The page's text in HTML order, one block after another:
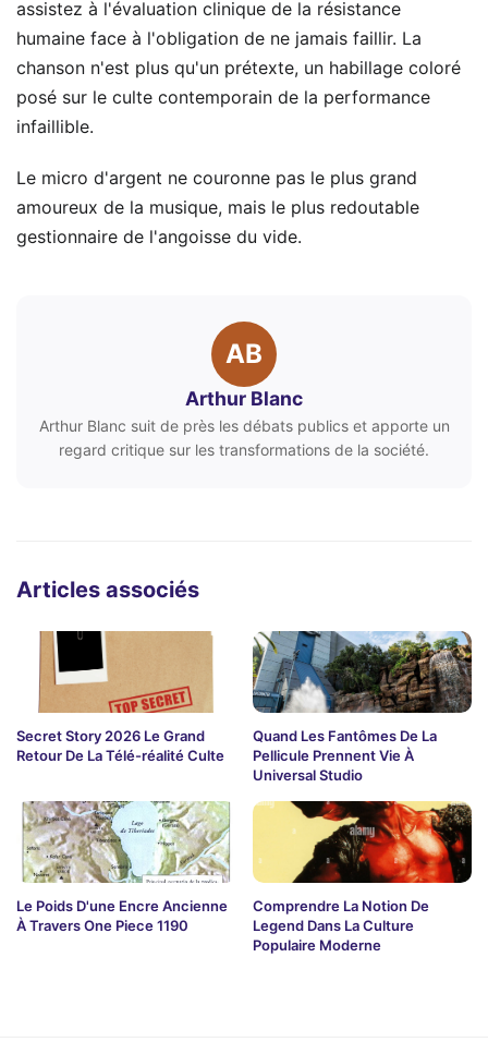
assistez à l'évaluation clinique de la résistance
humaine face à l'obligation de ne jamais faillir. La
chanson n'est plus qu'un prétexte, un habillage coloré
posé sur le culte contemporain de la performance
infaillible.
Le micro d'argent ne couronne pas le plus grand
amoureux de la musique, mais le plus redoutable
gestionnaire de l'angoisse du vide.
AB
Arthur Blanc
Arthur Blanc suit de près les débats publics et apporte un
regard critique sur les transformations de la société.
Articles associés
Secret Story 2026 Le Grand
Retour De La Télé-réalité Culte
Quand Les Fantômes De La
Pellicule Prennent Vie À
Universal Studio
Le Poids D'une Encre Ancienne
À Travers One Piece 1190
Comprendre La Notion De
Legend Dans La Culture
Populaire Moderne